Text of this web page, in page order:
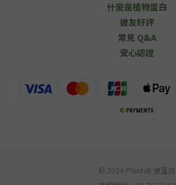
什麼是植物蛋白
彼友好評
常見 Q&A
安心認證
© 2024 PlantsB 彼蛋白